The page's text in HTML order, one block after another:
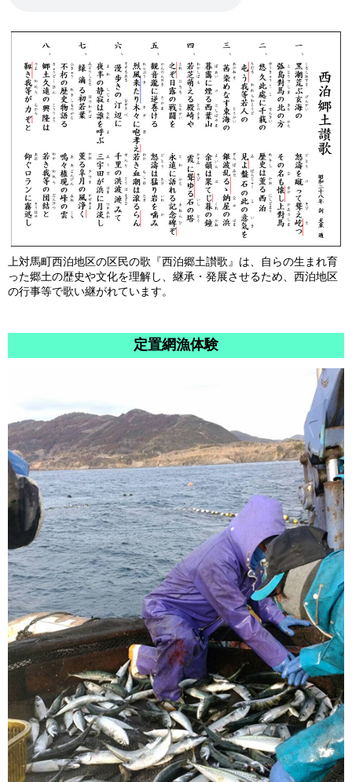
上対馬町西泊地区の区民の歌『西泊郷土讃歌』は、自らの生まれ育
った郷土の歴史や文化を理解し、継承・発展させるため、西泊地区
の行事等で歌い継がれています。
定置網漁体験